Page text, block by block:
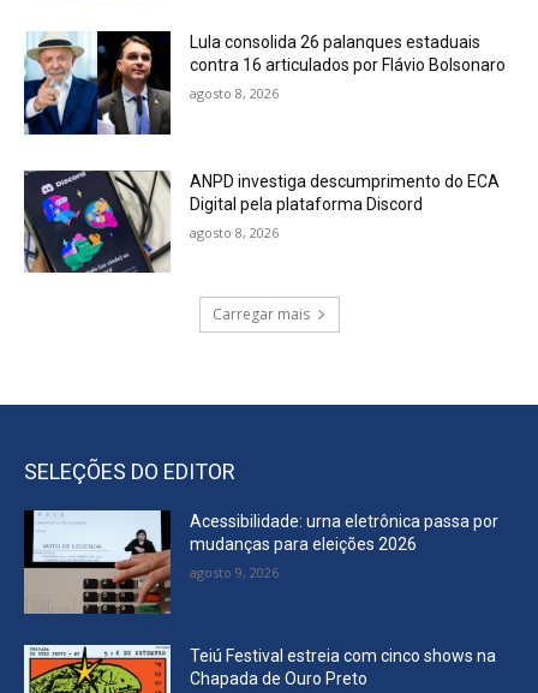
Lula consolida 26 palanques estaduais
contra 16 articulados por Flávio Bolsonaro
agosto 8, 2026
ANPD investiga descumprimento do ECA
Digital pela plataforma Discord
agosto 8, 2026
Carregar mais
SELEÇÕES DO EDITOR
Acessibilidade: urna eletrônica passa por
mudanças para eleições 2026
agosto 9, 2026
Teiú Festival estreia com cinco shows na
Chapada de Ouro Preto